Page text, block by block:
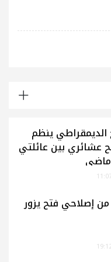
الديمقراطي ينظم
عشائري بين عائلتي
إصلاحي فتح يزور